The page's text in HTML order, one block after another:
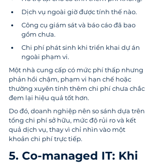
Dịch vụ ngoài giờ được tính thế nào.
Công cụ giám sát và báo cáo đã bao
gồm chưa.
Chi phí phát sinh khi triển khai dự án
ngoài phạm vi.
Một nhà cung cấp có mức phí thấp nhưng
phản hồi chậm, phạm vi hạn chế hoặc
thường xuyên tính thêm chi phí chưa chắc
đem lại hiệu quả tốt hơn.
Do đó, doanh nghiệp nên so sánh dựa trên
tổng chi phí sở hữu, mức độ rủi ro và kết
quả dịch vụ, thay vì chỉ nhìn vào một
khoản chi phí trực tiếp.
5. Co-managed IT: Khi